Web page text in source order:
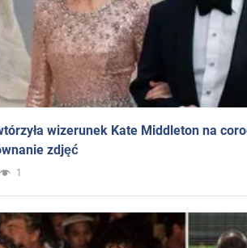
wizerunek Kate Middleton na
zdjęć
1